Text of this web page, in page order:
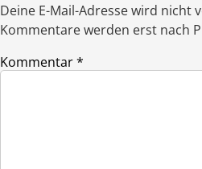
Deine E-Mail-Adresse wird
Kommentare werden erst nach
Kommentar*